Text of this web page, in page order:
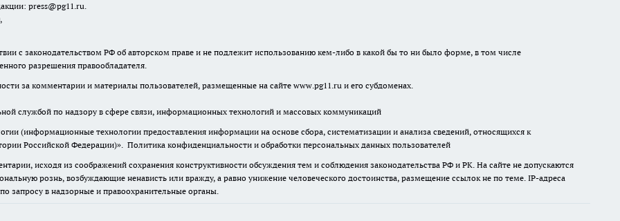
press@pg11.ru.
с законодательством РФ об авторском праве и не подлежит использованию кем-либо в какой бы то ни было форме, в том числе
разрешения правообладателя.
за комментарии и материалы пользователей, размещенные на сайте www.pg11.ru и его субдоменах.
службой по надзору в сфере связи, информационных технологий и массовых коммуникаций
(информационные технологии предоставления информации на основе сбора, систематизации и анализа сведений, относящихся к
Российской Федерации)». Политика конфиденциальности и обработки персональных данных пользователей
исходя из соображений сохранения конструктивности обсуждения тем и соблюдения законодательства РФ и РК. На сайте не допускаются
рознь, возбуждающие ненависть или вражду, а равно унижение человеческого достоинства, размещение ссылок не по теме. IP-адреса
запросу в надзорные и правоохранительные органы.